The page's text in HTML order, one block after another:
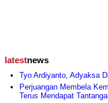
latestnews
Tyo Ardiyanto, Adyaksa
Perjuangan Membela
Terus Mendapat